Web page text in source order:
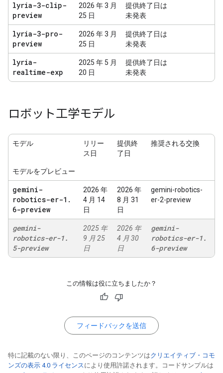
lyria-3-clip-
preview
2026 年 3 月
25 日
提供終了日は
未発表
lyria-3-pro-
preview
2026 年 3 月
25 日
提供終了日は
未発表
lyria-
realtime-exp
2025 年 5 月
20 日
提供終了日は
未発表
ロボット工学モデル
モデル
リリー
ス日
提供終
了日
推奨される交換
モデルをプレビュー
gemini-
robotics-er-1 .
6-preview
2026 年
4 月 14
日
2026 年
8 月 31
日
gemini-robotics-
er-2-preview
gemini-
robotics-er-1.
5-preview
2025 年
9 月 25
日
2026 年
4 月 30
日
gemini-
robotics-er-1.
6-preview
この情報は役に立ちましたか？
フィードバックを送信
特に記載のない限り、このページのコンテンツはクリエイティブ・コモ
ンズの表示 4.0 ライセンスにより使用許諾されます。コードサンプルは